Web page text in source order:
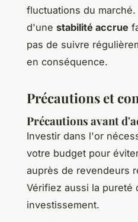
fluctuations du
d'une stabilité accrue
pas de suivre
en conséquence.
Précautions et
Précautions avant
Investir dans l'or
votre budget pour
auprès de revendeurs
Vérifiez aussi la
investissement.